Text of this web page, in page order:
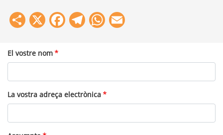
EinesShare
X Facebook
Telegram
WhatsApp
El vostre nom
La vostra adreça electrònica